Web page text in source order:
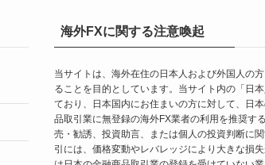
海外FXに関する注意喚起
当サイトは、海外在住の日本人および外国人の
ることを目的としています。当サイト内の「日
ており、日本国内にお住まいの方に対して、日
品取引業に無登録の海外FX業者の利用を推奨す
売・勧誘、投資助言、または個人の投資判断に
引には、価格変動やレバレッジにより大きな損